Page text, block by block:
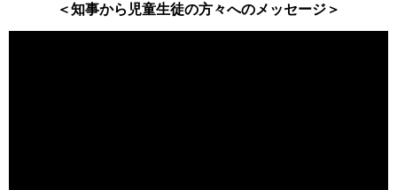
＜知事から児童生徒の方々へのメッセージ＞